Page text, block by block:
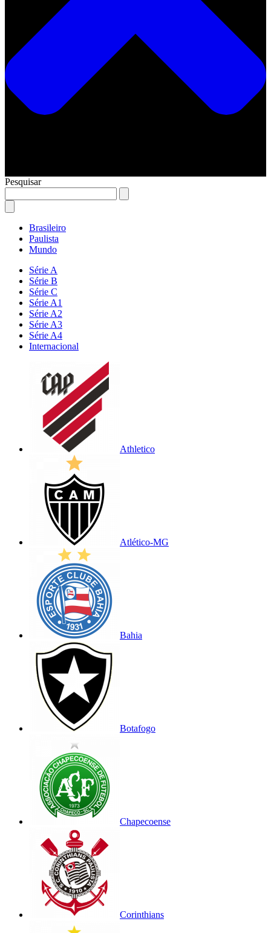
Pesquisar
Brasileiro
Paulista
Mundo
Série A
Série B
Série C
Série A1
Série A2
Série A3
Série A4
Internacional
Athletico
Atlético-MG
Bahia
Botafogo
Chapecoense
Corinthians